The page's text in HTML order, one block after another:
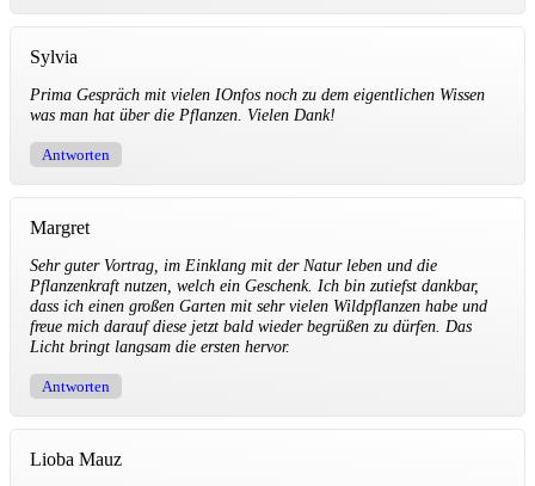
Sylvia
Prima Gespräch mit vielen IOnfos noch zu dem eigentlichen Wissen
was man hat über die Pflanzen. Vielen Dank!
Antworten
Margret
Sehr guter Vortrag, im Einklang mit der Natur leben und die
Pflanzenkraft nutzen, welch ein Geschenk. Ich bin zutiefst dankbar,
dass ich einen großen Garten mit sehr vielen Wildpflanzen habe und
freue mich darauf diese jetzt bald wieder begrüßen zu dürfen. Das
Licht bringt langsam die ersten hervor.
Antworten
Lioba Mauz